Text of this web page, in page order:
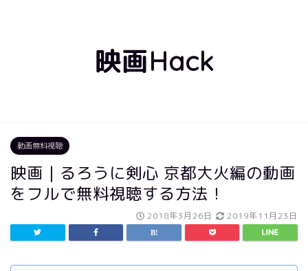
映画Hack
動画無料視聴
映画｜るろうに剣心 京都大火編の動画
をフルで無料視聴する方法！
2018年3月26日 2019年11月23日